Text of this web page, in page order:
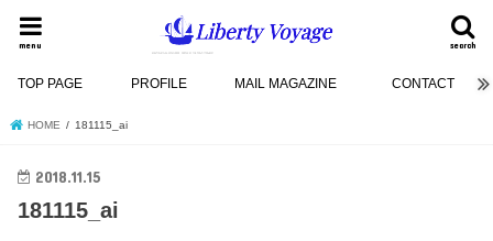
search
menu
TOP PAGE PROFILE MAIL MAGAZINE CONTACT
HOME 181115_ai
2018.11.15
181115_ai